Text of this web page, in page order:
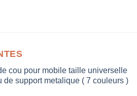
cou pour mobile taille universelle
de support metalique ( 7 couleurs )